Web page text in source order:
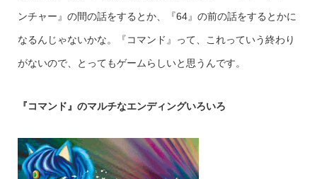
ンチャー』の間の話をするとか、『64』の前の話をするとかに
なるんじゃないかな。『コマンド』って、これっていう終わり
がないので、とってもゲームらしいと思うんです。
『コマンド』のマルチなエンディングいろいろ